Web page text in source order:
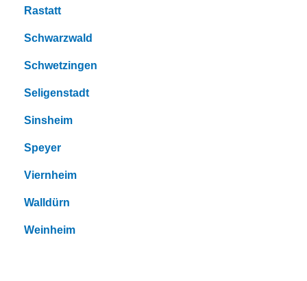
Rastatt
Schwarzwald
Schwetzingen
Seligenstadt
Sinsheim
Speyer
Viernheim
Walldürn
Weinheim